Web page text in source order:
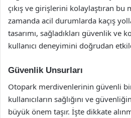
çıkış ve girişlerini kolaylaştıran bu
zamanda acil durumlarda kaçış
tasarımı, sağladıkları güvenlik ve
kullanıcı deneyimini doğrudan
Güvenlik Unsurları
Otopark merdivenlerinin güvenli
kullanıcıların sağlığını ve
büyük önem taşır. İşte dikkate